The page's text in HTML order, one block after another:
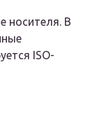
носителя. В
ISO-